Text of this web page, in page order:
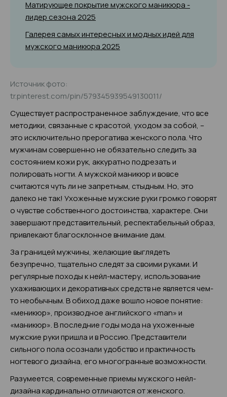
Матирующее покрытие мужского маникюра -
лидер сезона 2025
Галерея самых интересных и модных идей для
мужского маникюра 2025
Источник фото:
tr.pinterest.com/pin/579345939549130011/
Существует распространенное заблуждение, что все
методики, связанные с красотой, уходом за собой, –
это исключительно прерогатива женского пола. Что
мужчинам совершенно не обязательно следить за
состоянием кожи рук, аккуратно подрезать и
полировать ногти. А мужской маникюр и вовсе
считаются чуть ли не запретным, стыдным. Но, это
далеко не так! Ухоженные мужские руки громко говорят
о чувстве собственного достоинства, характере. Они
завершают представительный, респектабельный образ,
привлекают благосклонное внимание дам.
За границей мужчины, желающие выглядеть
безупречно, тщательно следят за своими руками. И
регулярные походы к нейл-мастеру, использование
ухаживающих и декоративных средств не является чем-
то необычным. В обиход даже вошло новое понятие:
«меникюр», производное английского «man» и
«маникюр». В последние годы мода на ухоженные
мужские руки пришла и в Россию. Представители
сильного пола осознали удобство и практичность
ногтевого дизайна, его многогранные возможности.
Разумеется, современные приемы мужского нейл-
дизайна кардинально отличаются от женского.